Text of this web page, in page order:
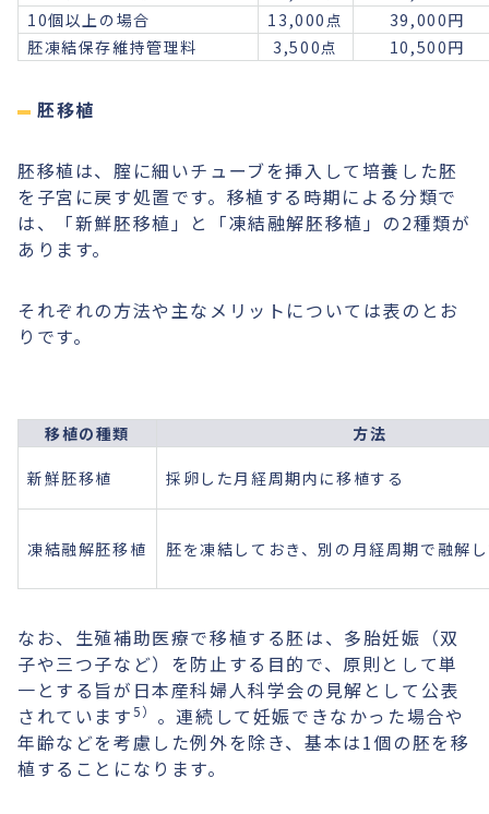
10個以上の場合
13,000点
39,000円
胚凍結保存維持管理料
3,500点 10,500円
胚移植
胚移植は、腟に細いチューブを挿入して培養した胚
を子宮に戻す処置です。移植する時期による分類で
は、「新鮮胚移植」と「凍結融解胚移植」の2種類が
あります。
それぞれの方法や主なメリットについては表のとお
りです。
移植の種類 方法
新鮮胚移植 採卵した月経周期内に移植する
凍結融解胚移植 胚を凍結しておき、別の月経周期で融解
なお、生殖補助医療で移植する胚は、多胎妊娠（双
子や三つ子など）を防止する目的で、原則として単
一とする旨が日本産科婦人科学会の見解として公表
されています5） 。連続して妊娠できなかった場合や
年齢などを考慮した例外を除き、基本は1個の胚を移
植することになります。